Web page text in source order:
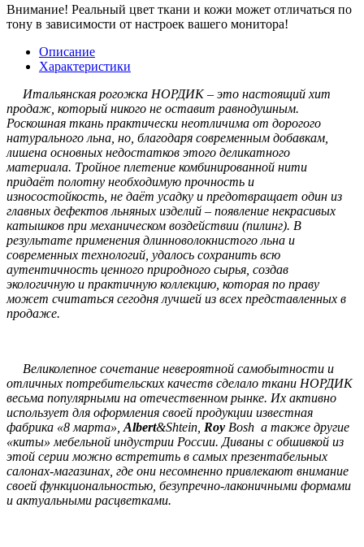
Внимание! Реальный цвет ткани и кожи может отличаться по
тону в зависимости от настроек вашего монитора!
Описание
Характеристики
Итальянская рогожка НОРДИК – это настоящий хит
продаж, который никого не оставит равнодушным.
Роскошная ткань практически неотличима от дорогого
натурального льна, но, благодаря современным добавкам,
лишена основных недостатков этого деликатного
материала. Тройное плетение комбинированной нити
придаёт полотну необходимую прочность и
износостойкость, не даёт усадку и предотвращает один из
главных дефектов льняных изделий – появление некрасивых
катышков при механическом воздействии (пилинг). В
результате применения длинноволокнистого льна и
современных технологий, удалось сохранить всю
аутентичность ценного природного сырья, создав
экологичную и практичную коллекцию, которая по праву
может считаться сегодня лучшей из всех представленных в
продаже.
Великолепное сочетание невероятной самобытности и
отличных потребительских качеств сделало ткани НОРДИК
весьма популярными на отечественном рынке. Их активно
использует для оформления своей продукции известная
фабрика «8 марта», Albert&Shtein, Roy Bosh а также другие
«киты» мебельной индустрии России. Диваны с обшивкой из
этой серии можно встретить в самых презентабельных
салонах-магазинах, где они несомненно привлекают внимание
своей функциональностью, безупречно-лаконичными формами
и актуальными расцветками.